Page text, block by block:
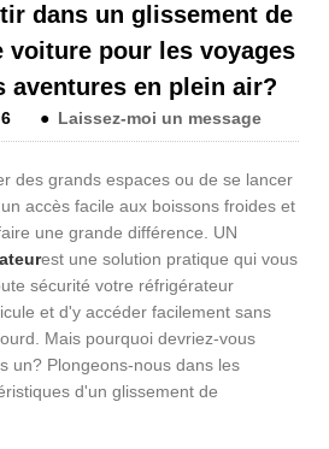
dans un glissement de
voiture pour les voyages
aventures en plein air?
6 ● Laissez-moi un message
des grands espaces ou de se lancer
accès facile aux boissons froides et
une grande différence. UN
est une solution pratique qui vous
sécurité votre réfrigérateur
et d'y accéder facilement sans
Mais pourquoi devriez-vous
un? Plongeons-nous dans les
d'un glissement de